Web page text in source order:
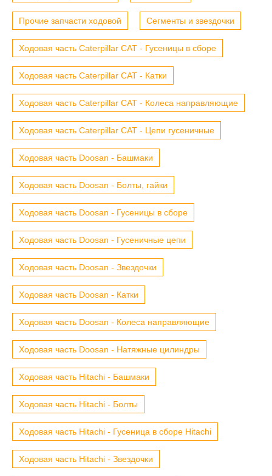
Прочие запчасти ходовой Сегменты и звездочки
Ходовая часть Caterpillar CAT - Гусеницы в сборе
Ходовая часть Caterpillar CAT - Катки
Ходовая часть Caterpillar CAT - Колеса направляющие
Ходовая часть Caterpillar CAT - Цепи гусеничные
Ходовая часть Doosan - Башмаки
Ходовая часть Doosan - Болты, гайки
Ходовая часть Doosan - Гусеницы в сборе
Ходовая часть Doosan - Гусеничные цепи
Ходовая часть Doosan - Звездочки
Ходовая часть Doosan - Катки
Ходовая часть Doosan - Колеса направляющие
Ходовая часть Doosan - Натяжные цилиндры
Ходовая часть Hitachi - Башмаки
Ходовая часть Hitachi - Болты
Ходовая часть Hitachi - Гусеница в сборе Hitachi
Ходовая часть Hitachi - Звездочки